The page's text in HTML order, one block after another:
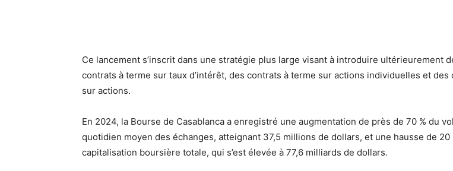
Ce lancement s’inscrit dans une stratégie plus large visant à introduire ultérieurement
contrats à terme sur taux d’intérêt, des contrats à terme sur actions individuelles et des
sur actions.
En 2024, la Bourse de Casablanca a enregistré une augmentation de près de 70 % du
quotidien moyen des échanges, atteignant 37,5 millions de dollars, et une hausse de 20
capitalisation boursière totale, qui s’est élevée à 77,6 milliards de dollars.